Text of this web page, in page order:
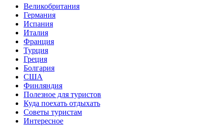
Великобритания
Германия
Испания
Италия
Франция
Турция
Греция
Болгария
США
Финляндия
Полезное для туристов
Куда поехать отдыхать
Советы туристам
Интересное